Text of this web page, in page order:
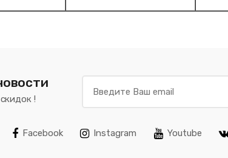
!
Facebook Instagram Youtube